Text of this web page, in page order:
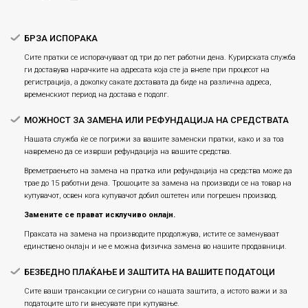
БРЗА ИСПОРАКА
Сите пратки се испорачуваат од три до пет работни дена. Курирската служба
ги доставува нарачките на адресата која сте ја внеле при процесот на
регистрација, а доколку сакате доставата да биде на различна адреса,
временскиот период на достава е подолг.
МОЖНОСТ ЗА ЗАМЕНА ИЛИ РЕФУНДАЦИЈА НА СРЕДСТВАТА
Нашата служба ќе се погрижи за вашите заменски пратки, како и за тоа
навремено да се изврши рефундација на вашите средства.
Времетраењето на замена на пратка или рефундацијa на средства може да
трае до 15 работни дена. Трошоците за замена на производи се на товар на
купувачот, освен кога купувачот добил оштетен или погрешен производ.
Замените се прават исклучиво онлајн.
Праксата на замена на производите продолжува, истите се заменуваат
единствено онлајн и не е можна физичка замена во нашите продавници.
БЕЗБЕДНО ПЛАЌАЊЕ И ЗАШТИТА НА ВАШИТЕ ПОДАТОЦИ
Сите ваши трансакции се сигурни со нашата заштита, а истото важи и за
податоците што ги внесувате при купување.